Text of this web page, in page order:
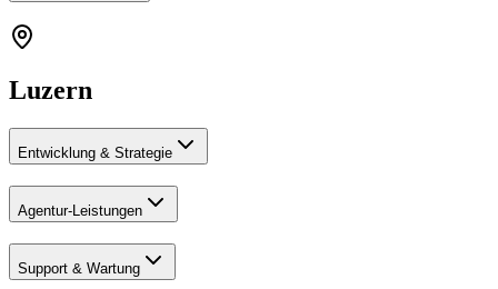
Luzern
Entwicklung & Strategie
Agentur-Leistungen
Support & Wartung